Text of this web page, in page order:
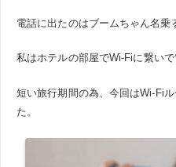
電話に出たのはブームちゃん名乗
私はホテルの部屋でWi-Fiに繋いで
短い旅行期間の為、今回はWi-Fi
た。